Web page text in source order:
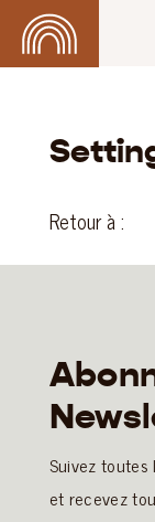
Retour à :
Suivez
et recevez